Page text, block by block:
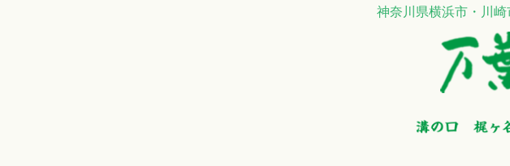
神奈川県横浜市・川